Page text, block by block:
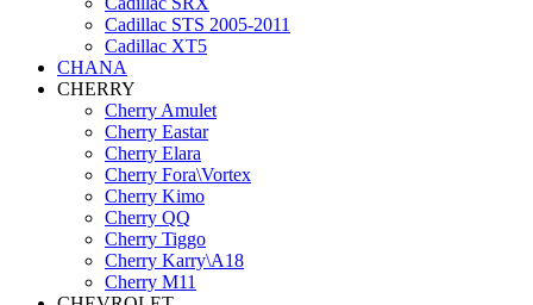
Cadillac STS 2005-2011
Cadillac XT5
CHANA
CHERRY
Cherry Amulet
Cherry Eastar
Cherry Elara
Cherry Fora\Vortex
Cherry Kimo
Cherry QQ
Cherry Tiggo
Cherry Karry\A18
Cherry М11